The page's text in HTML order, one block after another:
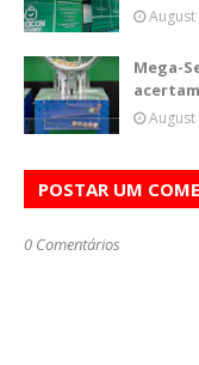
August
Mega-
August
POSTAR UM
0 Comentários